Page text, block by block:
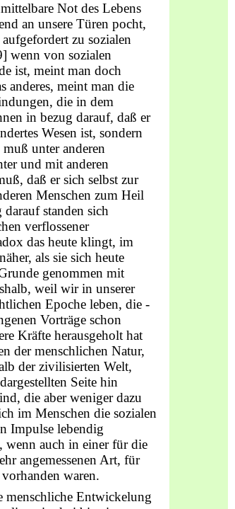
Not des Lebens
an unsere Türen pocht,
zu sozialen
wenn von sozialen
ist, meint man doch
anderes, meint man die
die in dem
in bezug darauf, daß er
Wesen ist, sondern
unter anderen
und mit anderen
daß er sich selbst zur
Menschen zum Heil
standen sich
verflossener
das heute klingt, im
als sie sich heute
genommen mit
weil wir in unserer
Epoche leben, die -
Vorträge schon
Kräfte herausgeholt hat
der menschlichen Natur,
der zivilisierten Welt,
Seite hin
die aber weniger dazu
im Menschen die sozialen
Impulse lebendig
wenn auch in einer für die
angemessenen Art, für
waren.
menschliche Entwickelung